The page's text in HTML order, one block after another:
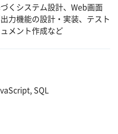
くシステム設計、Web画面
力機能の設計・実装、テスト
メント作成など
SQL